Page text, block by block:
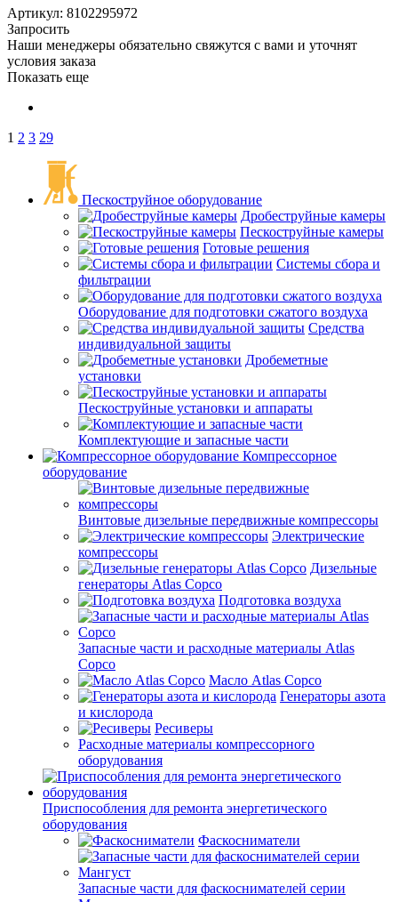
Артикул: 8102295972
Запросить
Наши менеджеры обязательно свяжутся с вами и уточнят
условия заказа
Показать еще
1 2 3 29
Пескоструйное оборудование
Дробеструйные камеры
Пескоструйные камеры
Готовые решения
Системы сбора и
фильтрации
Оборудование для подготовки сжатого воздуха
Средства
индивидуальной защиты
Дробеметные
установки
Пескоструйные установки и аппараты
Комплектующие и запасные части
Компрессорное
оборудование
Винтовые дизельные передвижные компрессоры
Электрические
компрессоры
Дизельные
генераторы Atlas Copco
Подготовка воздуха
Запасные части и расходные материалы Atlas
Copco
Масло Atlas Copco
Генераторы азота
и кислорода
Ресиверы
Расходные материалы компрессорного
оборудования
Приспособления для ремонта энергетического
оборудования
Фаскосниматели
Запасные части для фаскоснимателей серии